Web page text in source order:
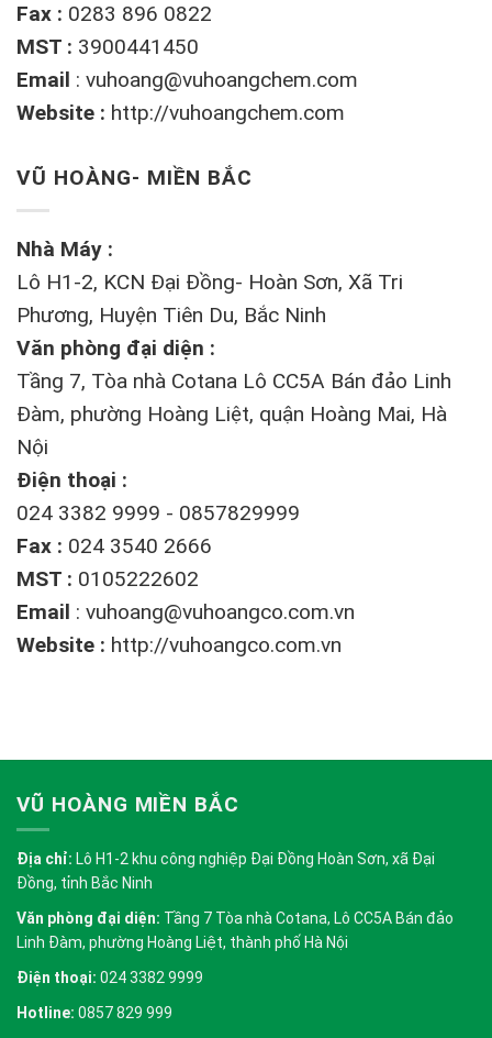
Fax : 0283 896 0822
MST : 3900441450
Email : vuhoang@vuhoangchem.com
Website : http://vuhoangchem.com
VŨ HOÀNG- MIỀN BẮC
Nhà Máy :
Lô H1-2, KCN Đại Đồng- Hoàn Sơn, Xã Tri
Phương, Huyện Tiên Du, Bắc Ninh
Văn phòng đại diện :
Tầng 7, Tòa nhà Cotana Lô CC5A Bán đảo Linh
Đàm, phường Hoàng Liệt, quận Hoàng Mai, Hà
Nội
Điện thoại :
024 3382 9999 - 0857829999
Fax : 024 3540 2666
MST : 0105222602
Email : vuhoang@vuhoangco.com.vn
Website : http://vuhoangco.com.vn
VŨ HOÀNG MIỀN BẮC
Địa chỉ: Lô H1-2 khu công nghiệp Đại Đồng Hoàn Sơn, xã Đại
Đồng, tỉnh Bắc Ninh
Văn phòng đại diện: Tầng 7 Tòa nhà Cotana, Lô CC5A Bán đảo
Linh Đàm, phường Hoàng Liệt, thành phố Hà Nội
Điện thoại: 024 3382 9999
Hotline: 0857 829 999